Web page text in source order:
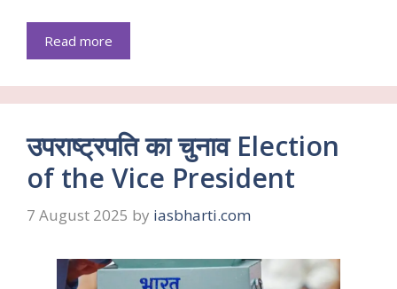
Read more
उपराष्ट्रपति का चुनाव Election
of the Vice President
7 August 2025 by iasbharti.com